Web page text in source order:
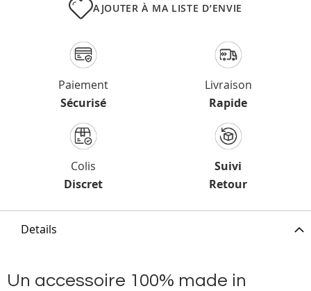
AJOUTER À MA LISTE D’ENVIE
Paiement
Sécurisé
Livraison
Rapide
Colis
Discret
Suivi
Retour
Details
Un accessoire 100% made in